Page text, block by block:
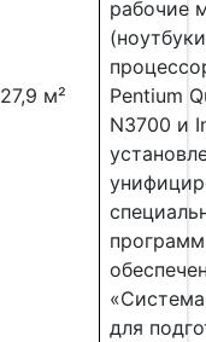
27,9 м²
рабочие
Pentium
N3700 и
для